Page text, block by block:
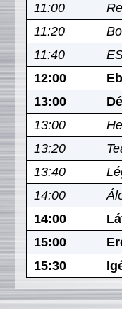
11:00
11:20
11:40
12:00
13:00
13:00
13:20
13:40
14:00
14:00
15:00
15:30